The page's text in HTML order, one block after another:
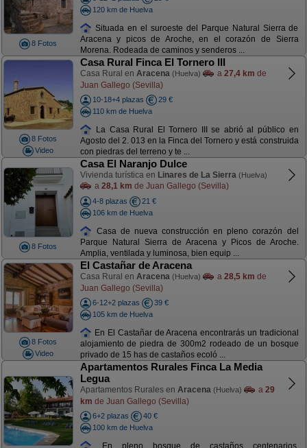
8 Fotos
120 km de Huelva
Situada en el suroeste del Parque Natural Sierra de
Aracena y picos de Aroche, en el corazón de Sierra
Morena. Rodeada de caminos y senderos ...
8 Fotos
Video
Casa Rural Finca El Tornero III
Casa Rural en Aracena (Huelva) a 27,4 km de
Juan Gallego (Sevilla)
10-18+4 plazas
29 €
110 km de Huelva
La Casa Rural El Tornero III se abrió al público en
Agosto del 2. 013 en la Finca del Tornero y está construida
con piedras del terreno y te ...
8 Fotos
Casa El Naranjo Dulce
Vivienda turística en Linares de La Sierra (Huelva)
a 28,1 km de Juan Gallego (Sevilla)
4-8 plazas
21 €
106 km de Huelva
Casa de nueva construcción en pleno corazón del
Parque Natural Sierra de Aracena y Picos de Aroche.
Amplia, ventilada y luminosa, bien equip ...
8 Fotos
Video
El Castañar de Aracena
Casa Rural en Aracena (Huelva) a 28,5 km de
Juan Gallego (Sevilla)
6-12+2 plazas
39 €
105 km de Huelva
En El Castañar de Aracena encontrarás un tradicional
alojamiento de piedra de 300m2 rodeado de un bosque
privado de 15 has de castaños ecoló ...
Apartamentos Rurales Finca La Media
Legua
Apartamentos Rurales en Aracena (Huelva) a 29
km de Juan Gallego (Sevilla)
6+2 plazas
40 €
100 km de Huelva
En pleno bosque de castaños centenarios,